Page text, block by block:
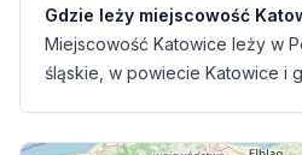
Gdzie leży miejscowość
Miejscowość Katowice leży w
śląskie, w powiecie Katowice i